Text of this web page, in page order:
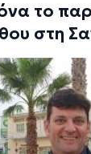
το
στη